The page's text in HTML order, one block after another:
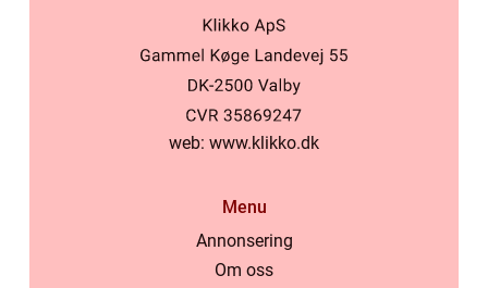
web: www.klikko.dk
Menu
Annonsering
Om oss